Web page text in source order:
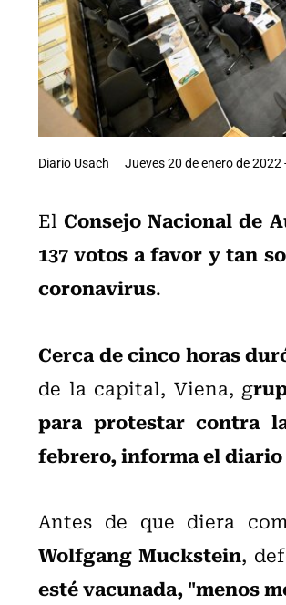
Diario Usach Jueves 20 de enero de 2022
ElConsejo Nacional de
137 votos a favor y tan
coronavirus.
Cerca de cinco horas
de la capital, Viena, g
para protestar contra
febrero, informa el
Antes de que diera
Wolfgang Muckstein,
esté vacunada, "menos